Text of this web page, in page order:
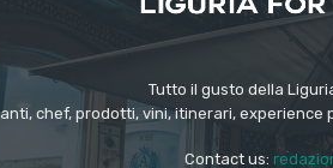
Tutto il gusto della
chef, prodotti, vini, itinerari,
Contact us: